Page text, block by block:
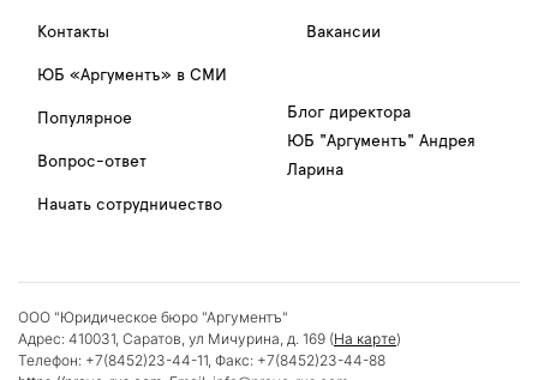
Контакты Вакансии
ЮБ «Аргументъ» в СМИ
Популярное
Вопрос-ответ
Начать сотрудничество
Блог директора
ЮБ "Аргументъ" Андрея
Ларина
ООО "Юридическое бюро "Аргументъ"
Адрес: 410031, Саратов, ул Мичурина, д. 169 (На карте)
Телефон: +7(8452)23-44-11, Факс: +7(8452)23-44-88